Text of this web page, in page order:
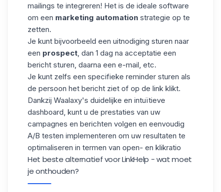
mailings te integreren! Het is de ideale software
om een marketing automation strategie op te
zetten.
Je kunt bijvoorbeeld een uitnodiging sturen naar
een prospect , dan 1 dag na acceptatie een
bericht sturen, daarna een e-mail, etc.
Je kunt zelfs een specifieke reminder sturen als
de persoon het bericht ziet of op de link klikt.
Dankzij Waalaxy's duidelijke en intuïtieve
dashboard, kunt u de prestaties van uw
campagnes en berichten volgen en eenvoudig
A/B testen implementeren om uw resultaten te
optimaliseren in termen van open- en klikratio
Het beste alternatief voor LinkHelp - wat moet
je onthouden?